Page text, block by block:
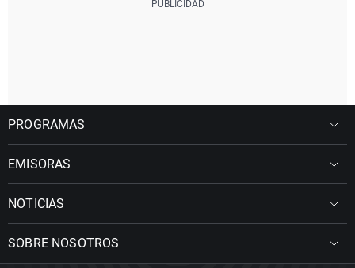
PROGRAMAS
EMISORAS
NOTICIAS
SOBRE NOSOTROS